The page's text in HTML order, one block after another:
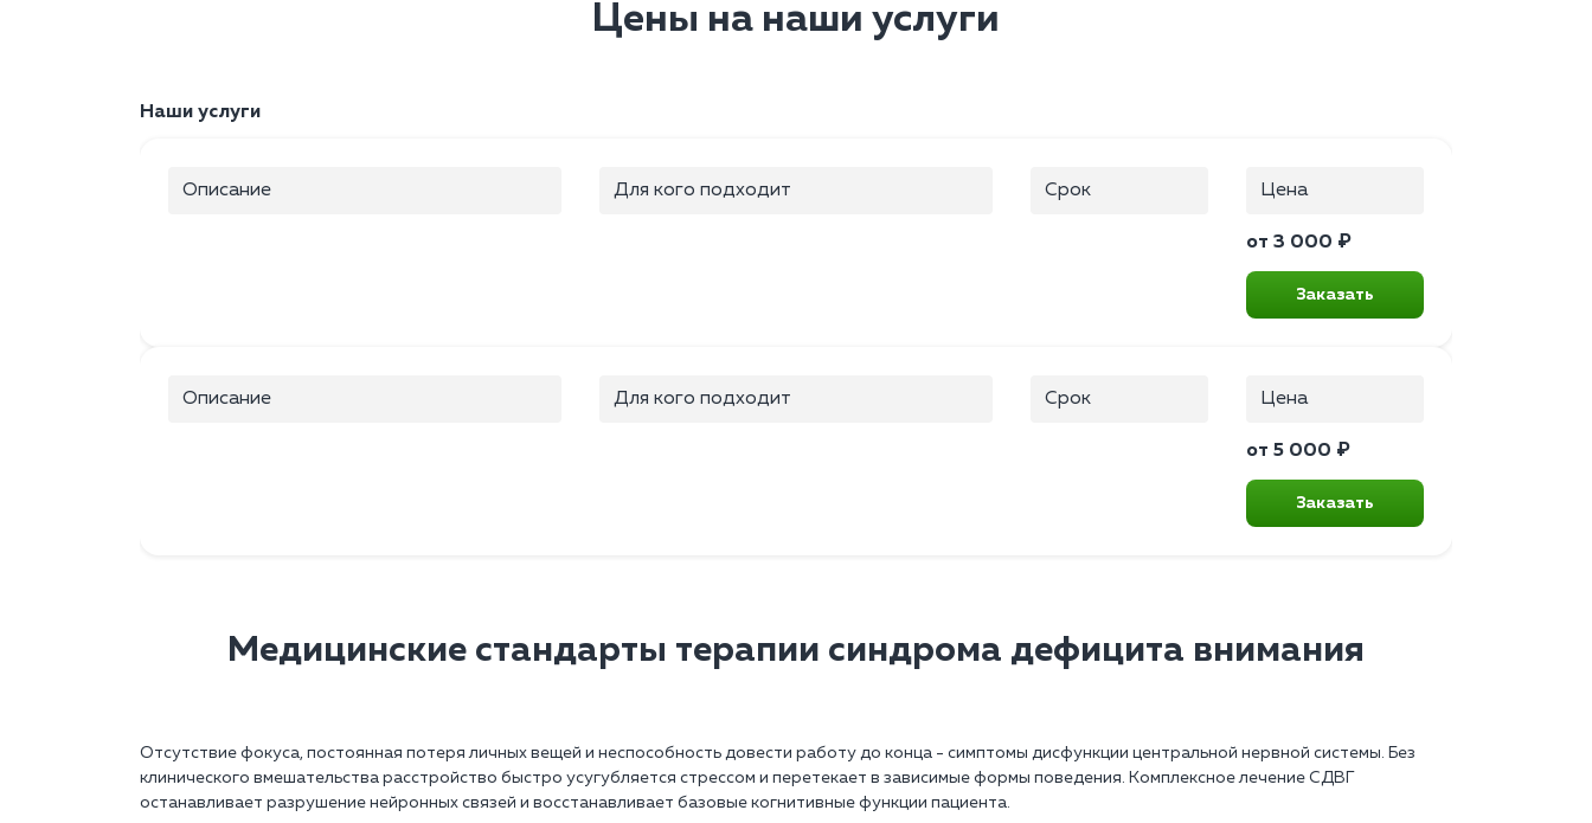
Цены на наши услуги
Наши услуги
Описание Для кого подходит Срок Цена
от 3 000 ₽
Заказать
Описание Для кого подходит Срок Цена
от 5 000 ₽
Заказать
Медицинские стандарты терапии синдрома дефицита внимания
Отсутствие фокуса, постоянная потеря личных вещей и неспособность довести работу до конца - симптомы дисфункции центральной нервной системы. Без
клинического вмешательства расстройство быстро усугубляется стрессом и перетекает в зависимые формы поведения. Комплексное лечение СДВГ
останавливает разрушение нейронных связей и восстанавливает базовые когнитивные функции пациента.